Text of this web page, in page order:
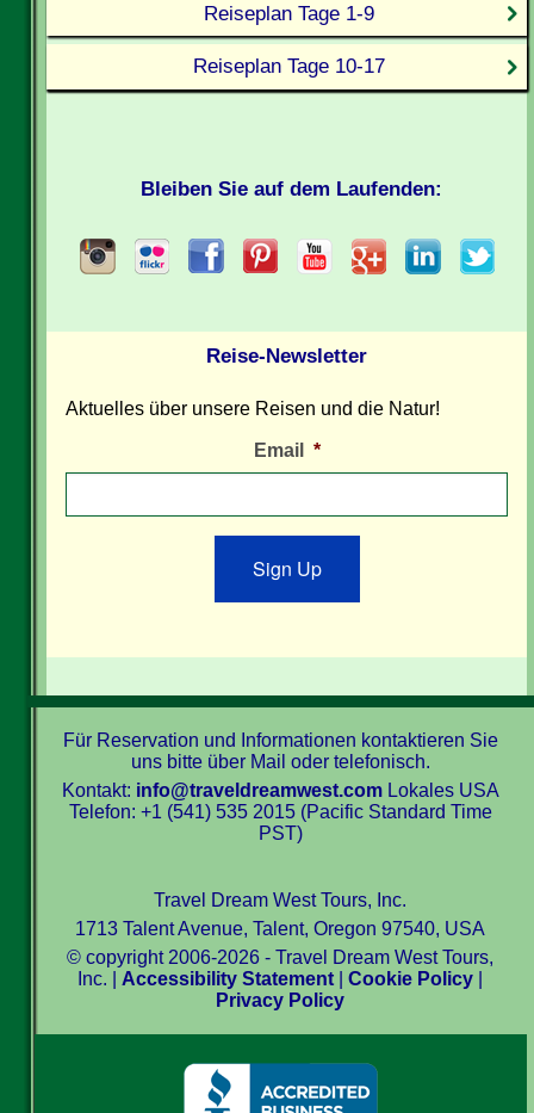
Reiseplan Tage 1-9
Reiseplan Tage 10-17
Bleiben Sie auf dem Laufenden:
Reise-Newsletter
Aktuelles über unsere Reisen und die Natur!
Email *
Sign Up
Für Reservation und Informationen kontaktieren Sie
uns bitte über Mail oder telefonisch.
Kontakt: info@traveldreamwest.comLokales USA
Telefon: +1 (541) 535 2015 (Pacific Standard Time
PST)
Travel Dream West Tours, Inc.
1713 Talent Avenue, Talent, Oregon 97540, USA
© copyright 2006-2026 - Travel Dream West Tours,
Inc. | Accessibility Statement |Cookie Policy
Privacy Policy